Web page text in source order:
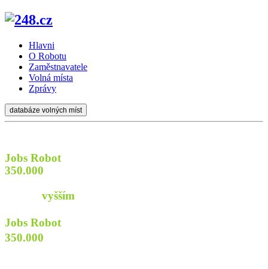
Hlavni
O Robotu
Zaměstnavatele
Volná místa
Zprávy
databáze volných míst
Jobs Robot
350.000
vyšším
Jobs Robot
350.000